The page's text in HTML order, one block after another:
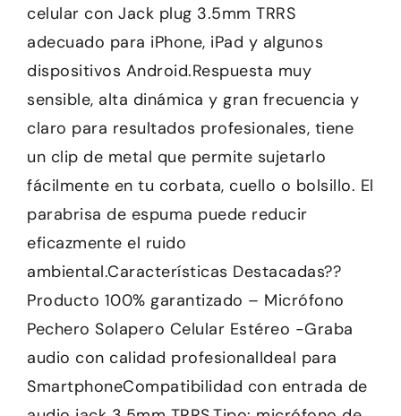
celular con Jack plug 3.5mm TRRS
adecuado para iPhone, iPad y algunos
dispositivos Android.Respuesta muy
sensible, alta dinámica y gran frecuencia y
claro para resultados profesionales, tiene
un clip de metal que permite sujetarlo
fácilmente en tu corbata, cuello o bolsillo. El
parabrisa de espuma puede reducir
eficazmente el ruido
ambiental.Características Destacadas??
Producto 100% garantizado – Micrófono
Pechero Solapero Celular Estéreo -Graba
audio con calidad profesionalIdeal para
SmartphoneCompatibilidad con entrada de